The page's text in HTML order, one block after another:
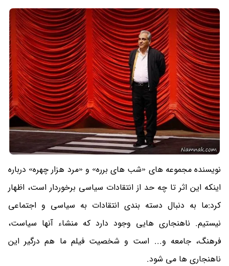
نویسنده مجموعه های «شب های برره» و «مرد هزار چهره» درباره
اینکه این اثر تا چه حد از انتقادات سیاسی برخوردار است، اظهار
کرد:ما به دنبال دسته بندی انتقادات به سیاسی و اجتماعی
نیستیم. ناهنجاری هایی وجود دارد که منشاء آنها سیاست،
فرهنگ، جامعه و... است و شخصیت فیلم ما هم درگیر این
ناهنجاری ها می شود.